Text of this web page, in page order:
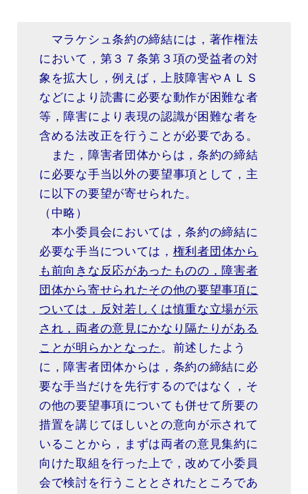
マラケシュ条約の締結には，著作権法
において，第３７条第３項の受益者の対
象を拡大し，例えば，上肢障害やＡＬＳ
などにより読書に必要な動作が困難な者
等，障害により表現の認識が困難な者を
含める法改正を行うことが必要である。
また，障害者団体からは，条約の締結
に必要な手当以外の要望事項として，主
に以下の要望が寄せられた。
（中略）
本小委員会においては，条約の締結に
必要な手当については， 権利者団体から
も前向きな反応があったものの，障害者
団体から寄せられたその他の要望事項に
ついては，反対若しくは慎重な立場が示
され，両者の意見にかなり隔たりがある
ことが明らかとなった 。前述したよう
に，障害者団体からは，条約の締結に必
要な手当だけを先行するのではなく，そ
の他の要望事項についても併せて所要の
措置を講じてほしいとの意向が示されて
いることから，まずは両者の意見集約に
向けた取組を行った上で，改めて小委員
会で検討を行うこととされたところであ